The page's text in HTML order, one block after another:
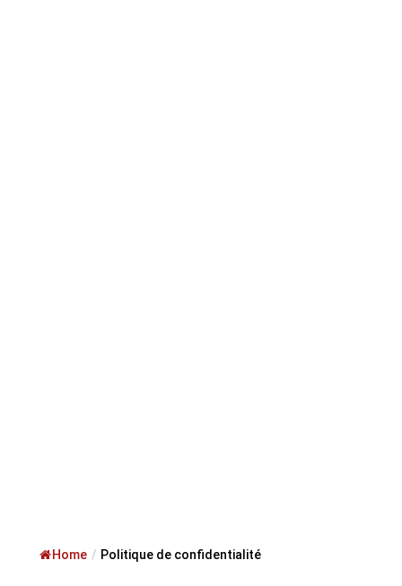
Home / Politique de confidentialité